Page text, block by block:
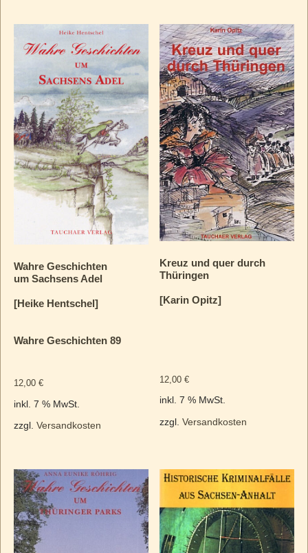
Wahre Geschichten
um Sachsens Adel
[Heike Hentschel]
Wahre Geschichten 89
12,00 €
inkl. 7 % MwSt.
zzgl. Versandkosten
Kreuz und quer durch
Thüringen
[Karin Opitz]
12,00€
inkl. 7 % MwSt.
zzgl.Versandkosten